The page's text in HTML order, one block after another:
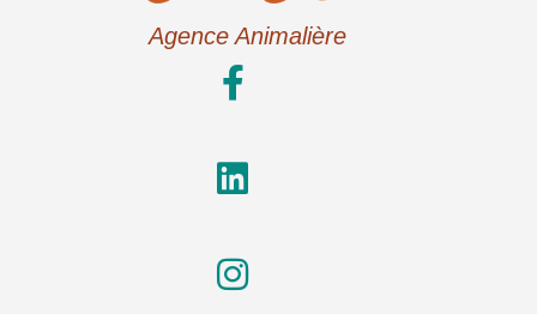
Agence Animalière